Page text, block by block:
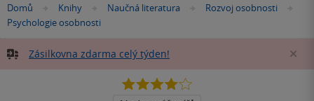
Nacházíte
se
Domů »Knihy »Naučná literatura »
Rozvoj osobnosti
Psychologie osobnosti
Zásilkovna zdarma celý týden!
4.0